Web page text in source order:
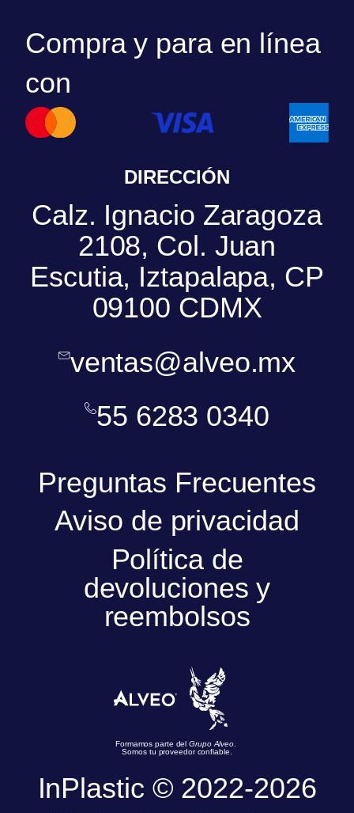
Compra y para en línea
con
DIRECCIÓN
Calz. Ignacio Zaragoza
2108, Col. Juan
Escutia, Iztapalapa, CP
09100 CDMX
ventas@alveo.mx
55 6283 0340
Preguntas Frecuentes
Aviso de privacidad
Política de
devoluciones y
reembolsos
Formamos parte delGrupo Alveo
Somos tu proveedor confiable.
InPlastic © 2022-2026